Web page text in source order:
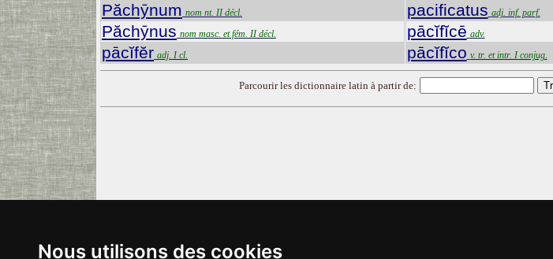
Nous utilisons des cookies
Păchȳnum nom nt. II décl.
Păchȳnus nom masc. et fém. II décl.
pācĭfĕr adj. I cl.
pacificatus adj. inf. parf.
pācĭfĭcē adv.
pācĭfĭco v. tr. et intr. I conjug.
Parcourir les dictionnaire latin à partir de: